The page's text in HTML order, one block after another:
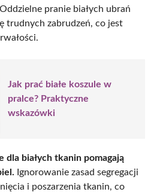
pranie białych ubrań
trudnych zabrudzeń, co jest
Jak prać białe koszule w
pralce? Praktyczne
wskazówki
dla białych tkanin pomagają
Ignorowanie zasad segregacji
i poszarzenia tkanin, co